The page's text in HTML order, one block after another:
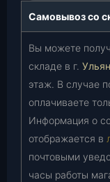
Самовывоз со
Вы можете
складе в г.
этаж. В случае
оплачиваете
Информация о
отображается в
почтовыми
часы работы